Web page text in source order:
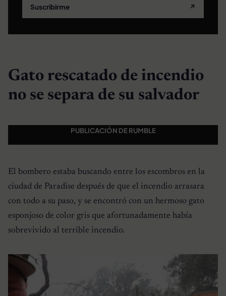
Suscribirme ↗
Gato rescatado de incendio
no se separa de su salvador
PUBLICACIÓN DE RUMBLE
El bombero estaba buscando entre los escombros en la
ciudad de Paradise después de que el incendio arrasara
con todo a su paso, y se encontró con un hermoso gato
esponjoso de color gris que afortunadamente había
sobrevivido al terrible incendio.